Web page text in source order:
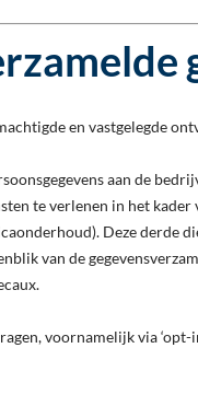
en vastgelegde
aan de
te verlenen in het
Deze
van de
voornamelijk via